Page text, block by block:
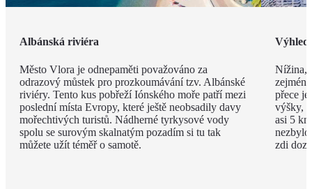
Albánská riviéra
Město Vlora je odnepaměti považováno za
odrazový můstek pro prozkoumávání tzv. Albánské
riviéry. Tento kus pobřeží Iónského moře patří mezi
poslední místa Evropy, které ještě neobsadily davy
mořechtivých turistů. Nádherné tyrkysové vody
spolu se surovým skalnatým pozadím si tu tak
můžete užít téměř o samotě.
Výhled
Nížina,
přece
výšky,
asi 5
zdi